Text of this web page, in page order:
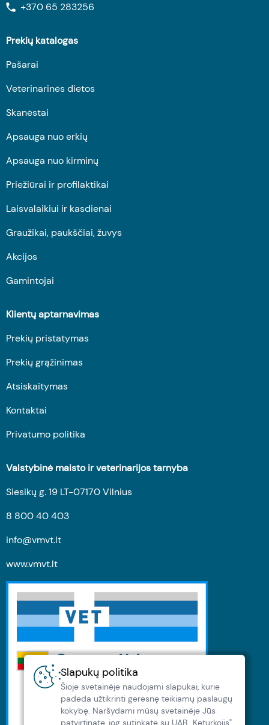
Slapukų politika
Šioje svetainėje naudojami slapukai, kurie
padeda užtikrinti geresnę teikiamų paslaugų
kokybę. Naršydami müsų svetainėje Jūs
patvirtinate, jog sutinkate su UAB „Keturkojis"
+370 65 283256
Prekių katalogas
Pašarai
Veterinarinės dietos
Skanėstai
Apsauga nuo erkių
Apsauga nuo kirminų
Priežiūrai ir profilaktikai
Laisvalaikiui ir kasdienai
Graužikai, paukščiai, žuvys
Akcijos
Gamintojai
Klientų aptarnavimas
Prekių pristatymas
Prekių grąžinimas
Atsiskaitymas
Kontaktai
Privatumo politika
Valstybinė maisto ir veterinarijos tarnyba
Siesikų g. 19 LT-07170 Vilnius
8 800 40 403
info@vmvt.lt
www.vmvt.lt